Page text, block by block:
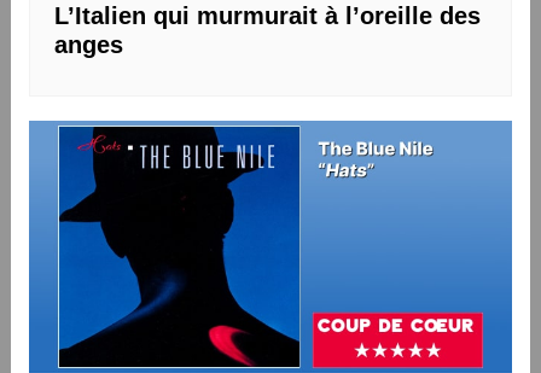
L’Italien qui murmurait à l’oreille des
anges